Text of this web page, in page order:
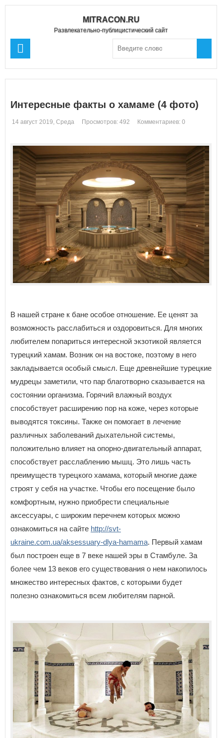
MITRACON.RU
Развлекательно-публицистический сайт
Интересные факты о хамаме (4 фото)
14 август 2019, Среда Просмотров: 492 Комментариев: 0
В нашей стране к бане особое отношение. Ее ценят за
возможность расслабиться и оздоровиться. Для многих
любителем попариться интересной экзотикой является
турецкий хамам. Возник он на востоке, поэтому в него
закладывается особый смысл. Еще древнейшие турецкие
мудрецы заметили, что пар благотворно сказывается на
состоянии организма. Горячий влажный воздух
способствует расширению пор на коже, через которые
выводятся токсины. Также он помогает в лечение
различных заболеваний дыхательной системы,
положительно влияет на опорно-двигательный аппарат,
способствует расслаблению мышц. Это лишь часть
преимуществ турецкого хамама, который многие даже
строят у себя на участке. Чтобы его посещение было
комфортным, нужно приобрести специальные
аксессуары, с широким перечнем которых можно
ознакомиться на сайте http://svt-
ukraine.com.ua/aksessuary-dlya-hamama. Первый хамам
был построен еще в 7 веке нашей эры в Стамбуле. За
более чем 13 веков его существования о нем накопилось
множество интересных фактов, с которыми будет
полезно ознакомиться всем любителям парной.